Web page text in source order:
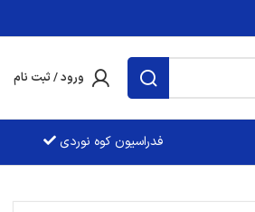
ورود / ثبت نام
فدراسيون کوه نوردی